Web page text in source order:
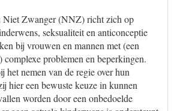
Niet Zwanger (NNZ) richt zich op
seksualiteit en anticonceptie
bij vrouwen en mannen met (een
complexe problemen en beperkingen.
het nemen van de regie over hun
hier een bewuste keuze in kunnen
worden door een onbedoelde